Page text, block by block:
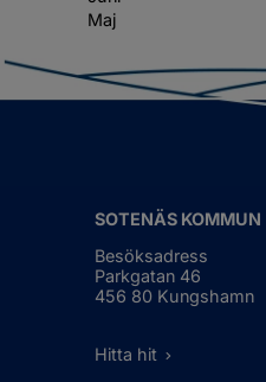
Maj
SOTENÄS KOMMUN
Besöksadress
Parkgatan 46
456 80 Kungshamn
Hitta hit